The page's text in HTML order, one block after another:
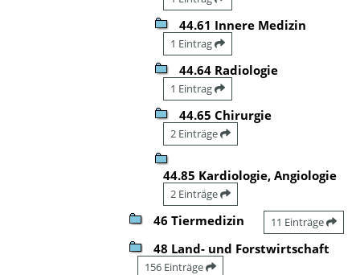
44.61 Innere Medizin
1 Eintrag
44.64 Radiologie
1 Eintrag
44.65 Chirurgie
2 Einträge
44.85 Kardiologie, Angiologie
2 Einträge
46 Tiermedizin 11 Einträge
48 Land- und Forstwirtschaft
156 Einträge